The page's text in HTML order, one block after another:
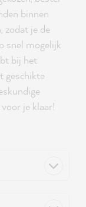
binnen
zodat je de
snel mogelijk
bij het
geschikte
je klaar!